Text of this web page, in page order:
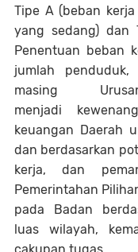
Tipe A (beban
yang sedang) dan
Penentuan beban
jumlah
masing
menjadi
keuangan Daerah
dan berdasarkan
kerja, dan
Pemerintahan
pada Badan
luas wilayah,